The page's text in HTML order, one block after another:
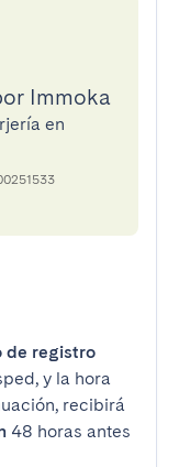
Immoka
en
de registro
y la hora
recibirá
48 horas antes